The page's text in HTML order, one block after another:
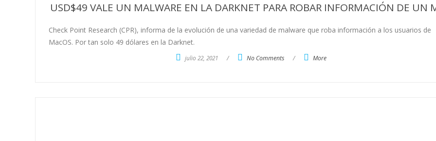
USD$49 VALE UN MALWARE EN LA DARKNET PARA ROBAR INFORMACIÓN DE UN
Check Point Research (CPR), informa de la evolución de una variedad de malware que roba información a los usuarios de
MacOS. Por tan solo 49 dólares en la Darknet.
julio 22, 2021 / No Comments / More